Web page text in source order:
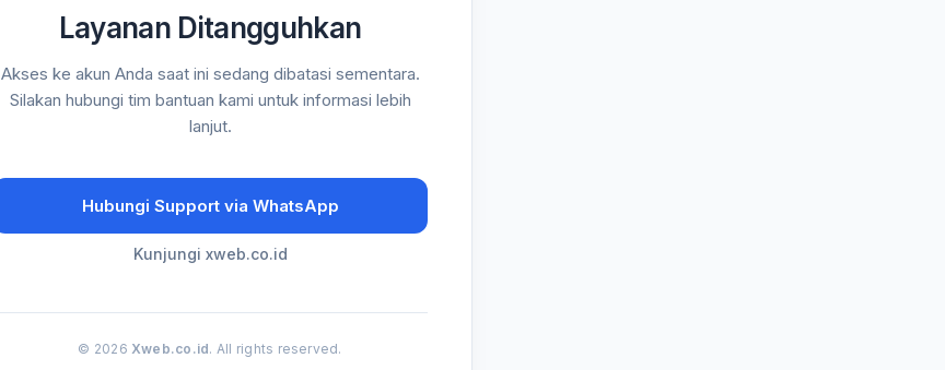
Layanan Ditangguhkan
Akses ke akun Anda saat ini sedang dibatasi sementara.
Silakan hubungi tim bantuan kami untuk informasi lebih
lanjut.
Hubungi Support via WhatsApp
Kunjungi xweb.co.id
© 2026 Xweb.co.id. All rights reserved.